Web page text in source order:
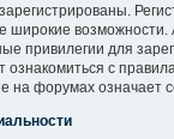
широкие
привилегии для
ознакомиться с
на форумах означает